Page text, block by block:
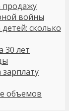
продажу
войны
сколько
30 лет
объемов